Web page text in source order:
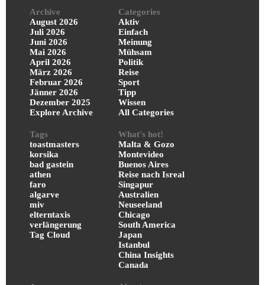
Archive
August 2026
Juli 2026
Juni 2026
Mai 2026
April 2026
März 2026
Februar 2026
Jänner 2026
Dezember 2025
Explore Archive
Categories
Aktiv
Einfach
Meinung
Mühsam
Politik
Reise
Sport
Tipp
Wissen
All Categories
Tags
toastmasters
korsika
bad gastein
athen
faro
algarve
miv
elterntaxis
verlängerung
Tag Cloud
What's hot!
Malta & Gozo
Montevideo
Buenos Aires
Reise nach Isreal
Singapur
Australien
Neuseeland
Chicago
South America
Japan
Istanbul
China Insights
Canada